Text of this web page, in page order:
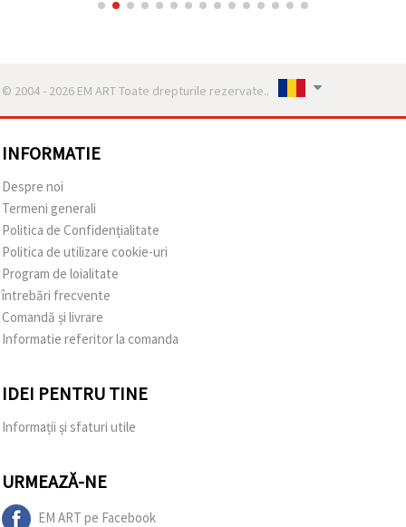
© 2004 - 2026 EM ART Toate drepturile rezervate..
INFORMATIE
Despre noi
Termeni generali
Politica de Confidențialitate
Politica de utilizare cookie-uri
Program de loialitate
întrebări frecvente
Comandă și livrare
Informatie referitor la comanda
IDEI PENTRU TINE
Informații și sfaturi utile
URMEAZĂ-NE
EM ART pe Facebook